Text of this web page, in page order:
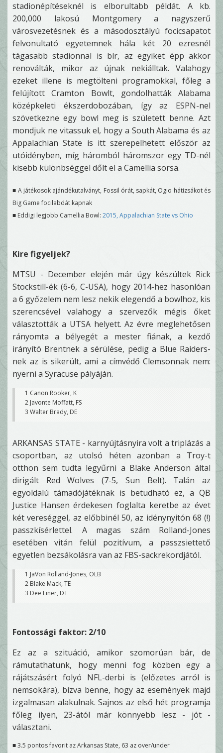
stadionépítéseknél is elborultabb példát. A kb.
200,000 lakosú Montgomery a nagyszerű
városvezetésnek és a másodosztályú focicsapatot
felvonultató egyetemnek hála két 20 ezresnél
tágasabb stadionnal is bír, az egyiket épp akkor
renoválták, mikor az újnak nekiálltak. Valahogy
ezeket illene is megtölteni programokkal, főleg a
felújított Cramton Bowlt, gondolhatták Alabama
középkeleti ékszerdobozában, így az ESPN-nel
szövetkezne egy bowl meg is született benne. Azt
mondjuk ne vitassuk el, hogy a South Alabama és az
Appalachian State is itt szerepelhetett először az
utóidényben, míg háromból háromszor egy TD-nél
kisebb különbséggel dőlt el a Camellia sorsa.
■ A játékosok ajándékutalványt, Fossil órát, sapkát, Ogio hátizsákot és
Big Game focilabdát kapnak
■ Eddigi legjobb Camellia Bowl: 2015, Appalachian State vs Ohio
Kire figyeljek?
MTSU - December elején már úgy készültek Rick
Stockstill-ék (6-6, C-USA), hogy 2014-hez hasonlóan
a 6 győzelem nem lesz nekik elegendő a bowlhoz, kis
szerencsével valahogy a szervezők mégis őket
választották a UTSA helyett. Az évre meglehetősen
rányomta a bélyegét a mester fiának, a kezdő
irányító Brentnek a sérülése, pedig a Blue Raiders-
nek az is sikerült, ami a címvédő Clemsonnak nem:
nyerni a Syracuse pályáján.
1 Canon Rooker, K
2 Javonte Moffatt, FS
3 Walter Brady, DE
ARKANSAS STATE - karnyújtásnyira volt a triplázás a
csoportban, az utolsó héten azonban a Troy-t
otthon sem tudta legyűrni a Blake Anderson által
dirigált Red Wolves (7-5, Sun Belt). Talán az
egyoldalú támadójátéknak is betudható ez, a QB
Justice Hansen érdekesen foglalta keretbe az évet
két vereséggel, az előbbinél 50, az idénynyitón 68 (!)
passzkísérlettel. A magas szám Rolland-Jones
esetében vitán felül pozitívum, a passzsiettető
egyetlen bezsákolásra van az FBS-sackrekordjától.
1 JaVon Rolland-Jones, OLB
2 Blake Mack, TE
3 Dee Liner, DT
Fontossági faktor: 2/10
Ez az a szituáció, amikor szomorúan bár, de
rámutathatunk, hogy menni fog közben egy a
rájátszásért folyó NFL-derbi is (előzetes arról is
nemsokára), bízva benne, hogy az események majd
izgalmasan alakulnak. Sajnos az első hét programja
főleg ilyen, 23-ától már könnyebb lesz - jót -
választani.
■ 3.5 pontos favorit az Arkansas State, 63 az over/under